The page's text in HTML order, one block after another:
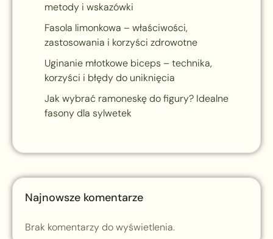
metody i wskazówki
Fasola limonkowa – właściwości,
zastosowania i korzyści zdrowotne
Uginanie młotkowe biceps – technika,
korzyści i błędy do uniknięcia
Jak wybrać ramoneskę do figury? Idealne
fasony dla sylwetek
Najnowsze komentarze
Brak komentarzy do wyświetlenia.